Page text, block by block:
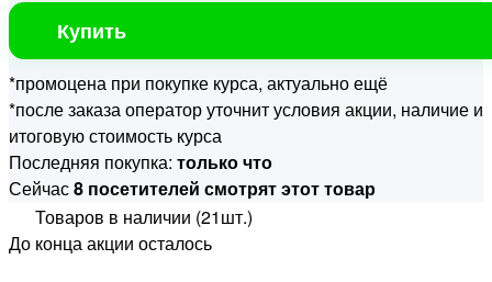
Купить
*промоцена при покупке курса, актуально ещё
*после заказа оператор уточнит условия акции, наличие и
итоговую стоимость курса
Последняя покупка: только что
Сейчас8 посетителей смотрят этот товар
Товаров в наличии (21шт.)
До конца акции осталось